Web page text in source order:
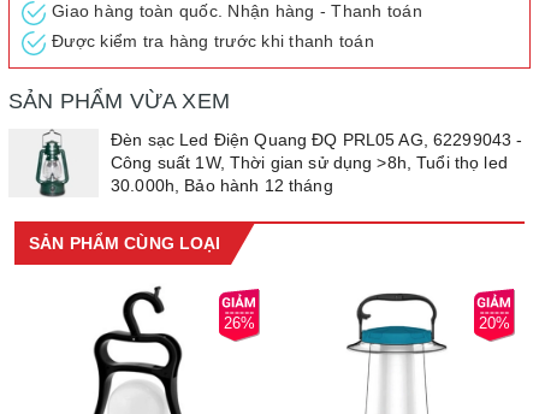
3/ Bảo hành chính hãng 12 tháng theo chính sách Điện Quang áp
Giao hàng toàn quốc. Nhận hàng - Thanh toán
Được kiểm tra hàng trước khi thanh toán
SẢN PHẨM VỪA XEM
Đèn sạc Led Điện Quang ĐQ PRL05 AG, 62299043 -
Công suất 1W, Thời gian sử dụng >8h, Tuổi thọ led
30.000h, Bảo hành 12 tháng
SẢN PHẨM CÙNG LOẠI
26% 20%